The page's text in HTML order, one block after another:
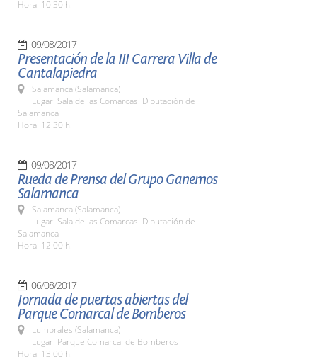
Hora: 10:30 h.
09/08/2017
Presentación de la III Carrera Villa de
Cantalapiedra
Salamanca (Salamanca)
Lugar: Sala de las Comarcas. Diputación de
Salamanca
Hora: 12:30 h.
09/08/2017
Rueda de Prensa del Grupo Ganemos
Salamanca
Salamanca (Salamanca)
Lugar: Sala de las Comarcas. Diputación de
Salamanca
Hora: 12:00 h.
06/08/2017
Jornada de puertas abiertas del
Parque Comarcal de Bomberos
Lumbrales (Salamanca)
Lugar: Parque Comarcal de Bomberos
Hora: 13:00 h.